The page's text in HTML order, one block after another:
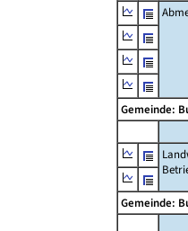
Gemeinde:
Gemeinde: